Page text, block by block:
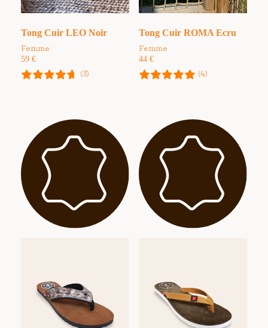
Tong Cuir LEO Noir
Femme
59 €
(3)
Tong Cuir ROMA Ecru
Femme
44 €
(4)